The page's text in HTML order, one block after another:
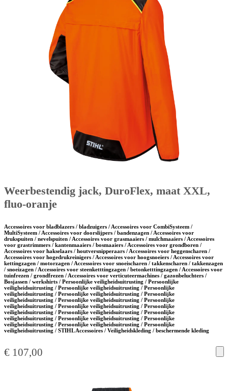
Weerbestendig jack, DuroFlex, maat XXL,
fluo-oranje
Accessoires voor bladblazers / bladzuigers / Accessoires voor CombiSysteem /
MultiSysteem / Accessoires voor doorslijpers / bandenzagen / Accessoires voor
drukspuiten / nevelspuiten / Accessoires voor grasmaaiers / mulchmaaiers / Accessoires
voor grastrimmers / kantenmaaiers / bosmaaiers / Accessoires voor grondboren /
Accessoires voor hakselaars / houtversnipperaars / Accessoires voor heggenscharen /
Accessoires voor hogedrukreinigers / Accessoires voor hoogsnoeiers / Accessoires voor
kettingzagen / motorzagen / Accessoires voor snoeischaren / takkenscharen / takkenzagen
/ snoeizagen / Accessoires voor steenketttingzagen / betonketttingzagen / Accessoires voor
tuinfrezen / grondfrezen / Accessoires voor verticuteermachines / gazonbeluchters /
Bosjassen / werkshirts / Persoonlijke veiligheidsuitrusting / Persoonlijke
veiligheidsuitrusting / Persoonlijke veiligheidsuitrusting / Persoonlijke
veiligheidsuitrusting / Persoonlijke veiligheidsuitrusting / Persoonlijke
veiligheidsuitrusting / Persoonlijke veiligheidsuitrusting / Persoonlijke
veiligheidsuitrusting / Persoonlijke veiligheidsuitrusting / Persoonlijke
veiligheidsuitrusting / Persoonlijke veiligheidsuitrusting / Persoonlijke
veiligheidsuitrusting / Persoonlijke veiligheidsuitrusting / Persoonlijke
veiligheidsuitrusting / Persoonlijke veiligheidsuitrusting / Persoonlijke
veiligheidsuitrusting / STIHL Accessoires / Veiligheidskleding / beschermende kleding
€ 107,00